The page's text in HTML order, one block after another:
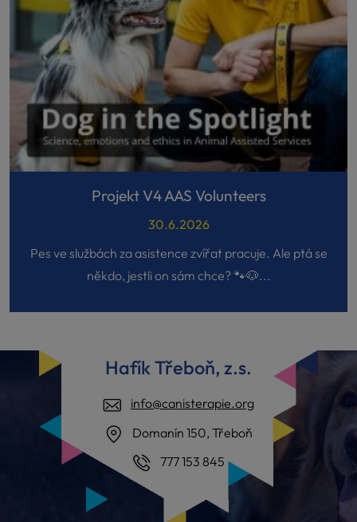
Projekt V4 AAS Volunteers
30.6.2026
Pes ve službách za asistence zvířat pracuje. Ale ptá se
někdo, jestli on sám chce? 🐾🐶...
Hafík Třeboň, z.s.
info@canisterapie.org
Domanín 150, Třeboň
777 153 845